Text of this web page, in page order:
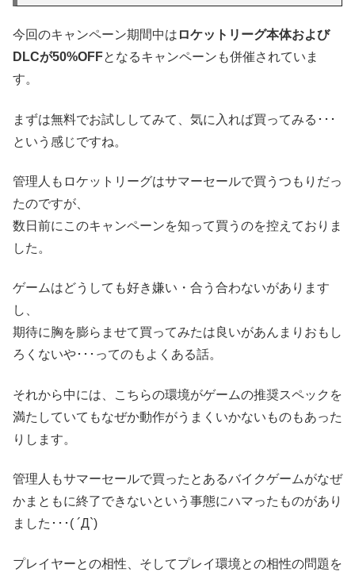
今回のキャンペーン期間中は ロケットリーグ本体および
DLCが50%OFFとなるキャンペーンも併催されていま
す。
まずは無料でお試ししてみて、気に入れば買ってみる･･･
という感じですね。
管理人もロケットリーグはサマーセールで買うつもりだっ
たのですが、
数日前にこのキャンペーンを知って買うのを控えておりま
した。
ゲームはどうしても好き嫌い・合う合わないがあります
し、
期待に胸を膨らませて買ってみたは良いがあんまりおもし
ろくないや･･･ってのもよくある話。
それから中には、こちらの環境がゲームの推奨スペックを
満たしていてもなぜか動作がうまくいかないものもあった
りします。
管理人もサマーセールで買ったとあるバイクゲームがなぜ
かまともに終了できないという事態にハマったものがあり
ました･･･( ´Д`)
プレイヤーとの相性、そしてプレイ環境との相性の問題を